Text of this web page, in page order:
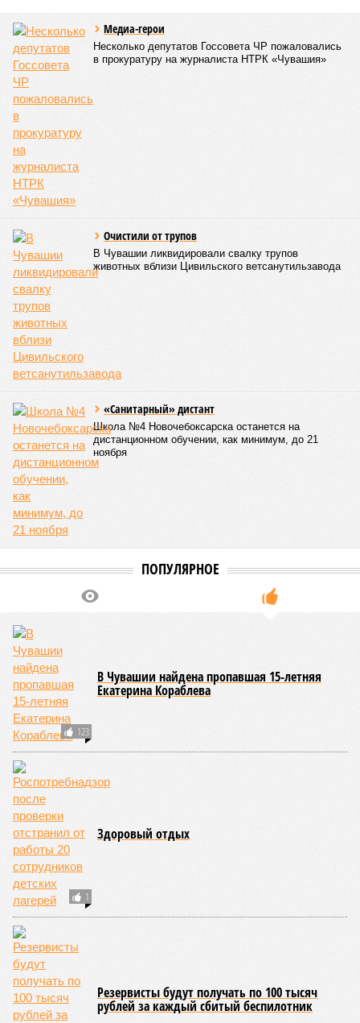
Медиа-герои
Несколько депутатов Госсовета ЧР пожаловались
в прокуратуру на журналиста НТРК «Чувашия»
Очистили от трупов
В Чувашии ликвидировали свалку трупов
животных вблизи Цивильского ветсанутильзавода
«Санитарный» дистант
Школа №4 Новочебоксарска останется на
дистанционном обучении, как минимум, до 21
ноября
ПОПУЛЯРНОЕ
123
В Чувашии найдена пропавшая 15-летняя
Екатерина Кораблева
1
Здоровый отдых
Резервисты будут получать по 100 тысяч
рублей за каждый сбитый беспилотник